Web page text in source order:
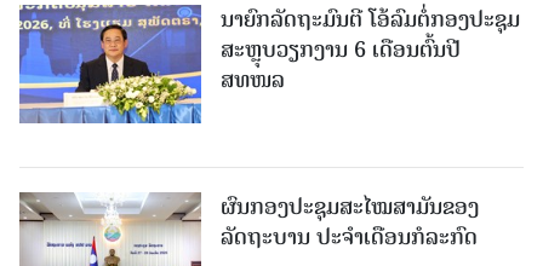
ນາຍົກລັດຖະມົນຕີ ໂອ້ລົມຕໍ່ກອງປະຊຸມ
ສະຫຼຸບວຽກງານ 6 ເດືອນຕົ້ນປີ
ສທໜລ
ຜົນກອງປະຊຸມສະໄໝສາມັນຂອງ
ລັດຖະບານ ປະຈຳເດືອນກໍລະກົດ